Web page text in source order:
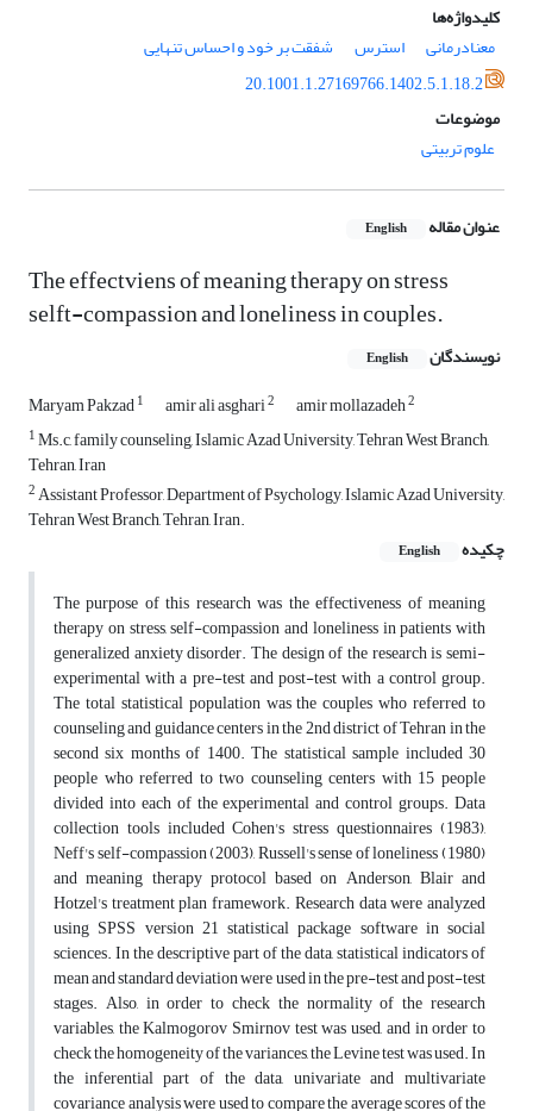
کلیدواژه‌ها
معنادرمانی
استرس
شفقت بر خود و احساس تنهایی
20.1001.1.27169766.1402.5.1.18.2
موضوعات
علوم تربیتی
عنوان مقاله English
The effectviens of meaning therapy on stress
selft-compassion and loneliness in couples.
نویسندگان English
Maryam Pakzad1 amir ali asghari2 amir mollazadeh2
1Ms.c, family counseling, Islamic Azad University, Tehran West Branch,
Tehran, Iran
2Assistant Professor, Department of Psychology, Islamic Azad University,
Tehran West Branch, Tehran, Iran.
چکیده
English
The purpose of this research was the effectiveness of meaning
therapy on stress, self-compassion and loneliness in patients with
generalized anxiety disorder. The design of the research is semi-
experimental with a pre-test and post-test with a control group.
The total statistical population was the couples who referred to
counseling and guidance centers in the 2nd district of Tehran in the
second six months of 1400. The statistical sample included 30
people who referred to two counseling centers with 15 people
divided into each of the experimental and control groups. Data
collection tools included Cohen's stress questionnaires (1983),
Neff's self-compassion (2003), Russell's sense of loneliness (1980)
and meaning therapy protocol based on Anderson, Blair and
Hotzel's treatment plan framework. Research data were analyzed
using SPSS version 21 statistical package software in social
sciences. In the descriptive part of the data, statistical indicators of
mean and standard deviation were used in the pre-test and post-test
stages. Also, in order to check the normality of the research
variables, the Kalmogorov Smirnov test was used, and in order to
check the homogeneity of the variances, the Levine test was used. In
the inferential part of the data, univariate and multivariate
covariance analysis were used to compare the average scores of the